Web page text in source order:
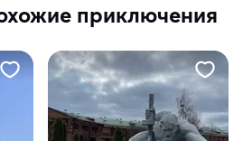
приключения